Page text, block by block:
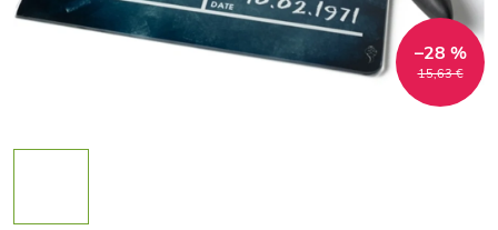
15,63 €
–28 %